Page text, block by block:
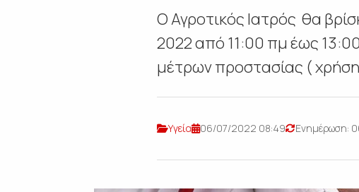
O Αγροτικός Ιατρός θα
2022 από 11:00 πμ έως
μέτρων προστασίας (
Υγεία 06/07/2022 08:49 Ενημέρωση: